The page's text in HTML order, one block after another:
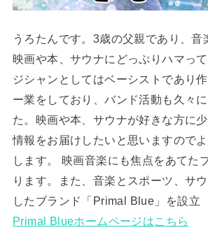
うろたんです。3歳の父親であり、音
映画や本、サウナにどっぷりハマっ
ジシャンとしてはベーシストであり
ー業をしており、バンド活動も久々
た。映画や本、サウナが好きな方に
情報をお届けしたいと思いますので
します。 映画音楽にも焦点をあてた
ります。また、音楽とスポーツ、サ
したブランド「Primal Blue」を設立
Primal Blueホームページはこちら